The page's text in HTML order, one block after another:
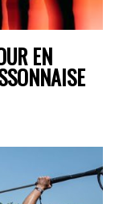
EN